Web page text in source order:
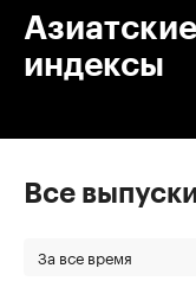
индексы
Все
За все время